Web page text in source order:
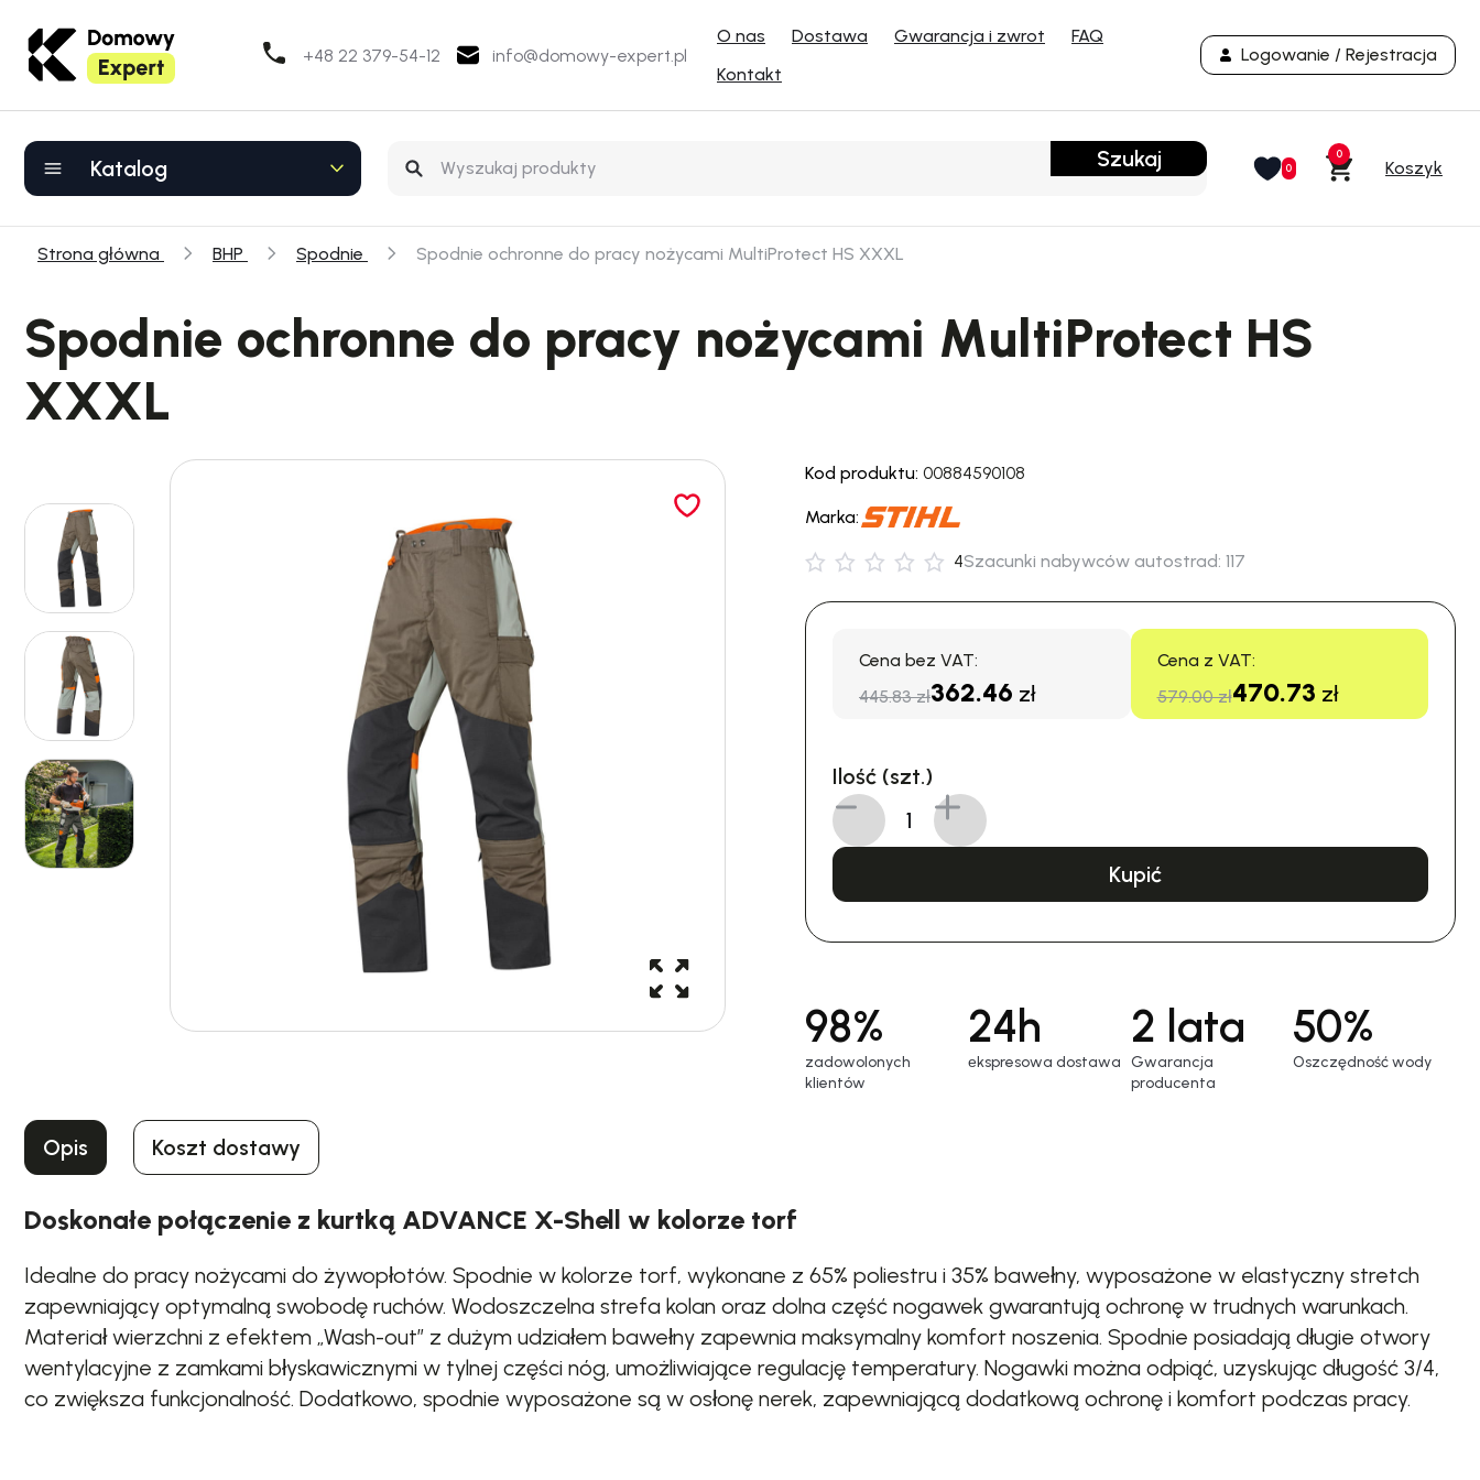
+48 22 379-54-12 info@domowy-expert.pl
O nas Dostawa Gwarancja i zwrot
FAQ
Kontakt
Logowanie / Rejestracja
Katalog Szukaj 0
0
Strona główna BHP Spodnie Spodnie ochronne do pracy nożycami MultiProtect HS XXXL
Spodnie ochronne do pracy nożycami MultiProtect HS
XXXL
Kod produktu: 00884590108
Marka:
4Szacunki nabywców autostrad: 117
Cena bez VAT:
445.83 zł362.46 zł
Cena z VAT:
579.00 zł470.73 zł
Ilość (szt.)
Kupić
98%
zadowolonych
klientów
24h
еkspresowa dostawa
2 lata
Gwarancja
producenta
50%
Oszczędność wody
Opis Koszt dostawy
Doskonałe połączenie z kurtką ADVANCE X-Shell w kolorze torf
Idealne do pracy nożycami do żywopłotów. Spodnie w kolorze torf, wykonane z 65% poliestru i 35% bawełny, wyposażone w elastyczny stretch
zapewniający optymalną swobodę ruchów. Wodoszczelna strefa kolan oraz dolna część nogawek gwarantują ochronę w trudnych warunkach.
Materiał wierzchni z efektem „Wash-out” z dużym udziałem bawełny zapewnia maksymalny komfort noszenia. Spodnie posiadają długie otwory
wentylacyjne z zamkami błyskawicznymi w tylnej części nóg, umożliwiające regulację temperatury. Nogawki można odpiąć, uzyskując długość 3/4,
co zwiększa funkcjonalność. Dodatkowo, spodnie wyposażone są w osłonę nerek, zapewniającą dodatkową ochronę i komfort podczas pracy.